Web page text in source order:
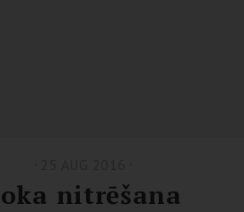
nitrēšana